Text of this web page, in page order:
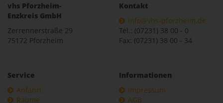
vhs Pforzheim-
Enzkreis GmbH
Zerrennerstraße 29
75172 Pforzheim
Kontakt
info@vhs-pforzheim.de
Tel.: (07231) 38 00 - 0
Fax: (07231) 38 00 - 34
Service
Anfahrt
Räume
Informationen
Impressum
AGB